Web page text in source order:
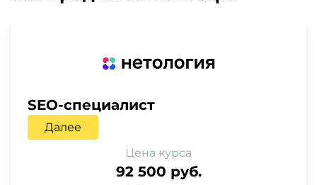
SEO-специалист
Далее
Цена курса
92 500 руб.